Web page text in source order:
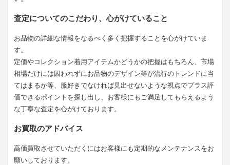
査定についてのこだわり、心がけていること
お品物の詳細な情報をなるべく多く把握することを心がけていま
す。
定価やコレクション着用アイテムかどうかの把握はもちろん、市場
相場だけには囚われずにお品物のデザイン等が流行のトレンドに当
てはまるか等、服好きでなければ見出せないような視点でプラス評
価できるポイントを探し出し、お客様にもご満足してもらえるよう
な丁寧な査定を心がけております。
お買取のアドバイス
高価買取させていただくにはお客様にも定期的なメンテナンスをお
願いしております。